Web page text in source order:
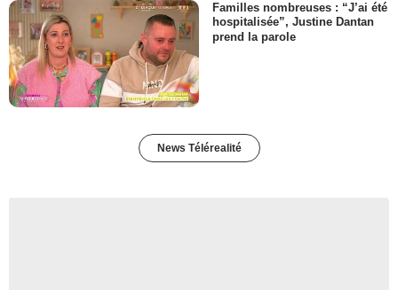
Familles nombreuses : “J’ai été
hospitalisée”, Justine Dantan
prend la parole
News Télérealité